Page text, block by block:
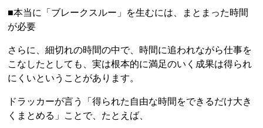
■本当に「ブレークスルー」を生むには、まとまった時間
が必要
さらに、細切れの時間の中で、時間に追われながら仕事を
こなしたとしても、実は根本的に満足のいく成果は得られ
にくいということがあります。
ドラッカーが言う「得られた自由な時間をできるだけ大き
くまとめる」ことで、たとえば、